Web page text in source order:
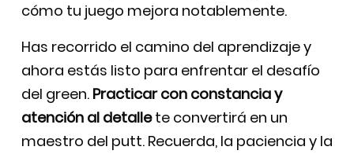
cómo tu juego mejora notablemente.
Has recorrido el camino del aprendizaje y
ahora estás listo para enfrentar el desafío
del green. Practicar con constancia y
atención al detallete convertirá en un
maestro del putt. Recuerda, la paciencia y la